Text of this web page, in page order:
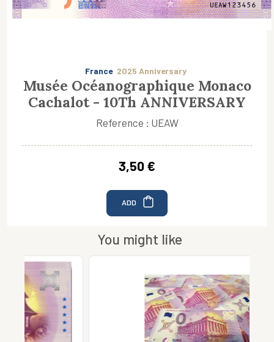
France 2025 Anniversary
Musée Océanographique Monaco
Cachalot - 10Th ANNIVERSARY
Reference : UEAW
3,50 €
ADD
You might like